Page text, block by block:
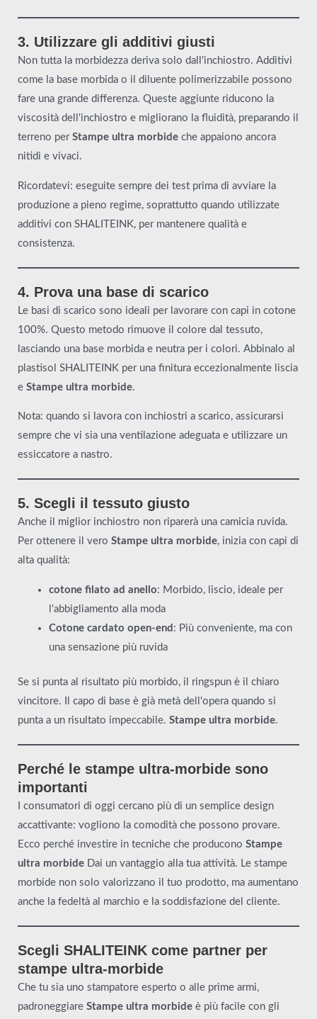
3. Utilizzare gli additivi giusti
Non tutta la morbidezza deriva solo dall'inchiostro. Additivi
come la base morbida o il diluente polimerizzabile possono
fare una grande differenza. Queste aggiunte riducono la
viscosità dell'inchiostro e migliorano la fluidità, preparando il
terreno per Stampe ultra morbide che appaiono ancora
nitidi e vivaci.
Ricordatevi: eseguite sempre dei test prima di avviare la
produzione a pieno regime, soprattutto quando utilizzate
additivi con SHALITEINK, per mantenere qualità e
consistenza.
4. Prova una base di scarico
Le basi di scarico sono ideali per lavorare con capi in cotone
100%. Questo metodo rimuove il colore dal tessuto,
lasciando una base morbida e neutra per i colori. Abbinalo al
plastisol SHALITEINK per una finitura eccezionalmente liscia
e Stampe ultra morbide.
Nota: quando si lavora con inchiostri a scarico, assicurarsi
sempre che vi sia una ventilazione adeguata e utilizzare un
essiccatore a nastro.
5. Scegli il tessuto giusto
Anche il miglior inchiostro non riparerà una camicia ruvida.
Per ottenere il vero Stampe ultra morbide, inizia con capi di
alta qualità:
cotone filato ad anello: Morbido, liscio, ideale per
l'abbigliamento alla moda
Cotone cardato open-end : Più conveniente, ma con
una sensazione più ruvida
Se si punta al risultato più morbido, il ringspun è il chiaro
vincitore. Il capo di base è già metà dell'opera quando si
punta a un risultato impeccabile. Stampe ultra morbide.
Perché le stampe ultra-morbide sono
importanti
I consumatori di oggi cercano più di un semplice design
accattivante: vogliono la comodità che possono provare.
Ecco perché investire in tecniche che producono Stampe
ultra morbide Dai un vantaggio alla tua attività. Le stampe
morbide non solo valorizzano il tuo prodotto, ma aumentano
anche la fedeltà al marchio e la soddisfazione del cliente.
Scegli SHALITEINK come partner per
stampe ultra-morbide
Che tu sia uno stampatore esperto o alle prime armi,
padroneggiare Stampe ultra morbide è più facile con gli